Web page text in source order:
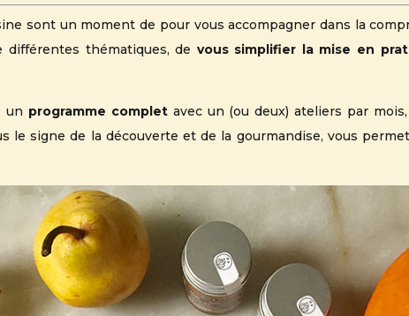
sont un moment de pour vous accompagner dans la
différentes thématiques, de vous simplifier la mise en
un programme complet avec un (ou deux) ateliers par
le signe de la découverte et de la gourmandise, vous